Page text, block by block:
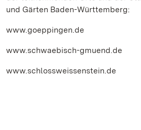
und Gärten Baden-Württemberg:
www.goeppingen.de
www.schwaebisch-gmuend.de
www.schlossweissenstein.de